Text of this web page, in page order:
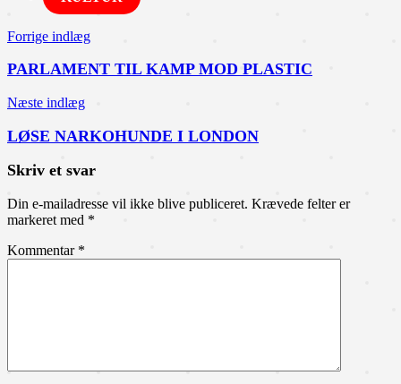
Indlægsnavigation
Forrige indlæg
PARLAMENT TIL KAMP MOD PLASTIC
Næste indlæg
LØSE NARKOHUNDE I LONDON
Skriv et svar
Din e-mailadresse vil ikke blive publiceret. Krævede felter er
markeret med *
Kommentar *